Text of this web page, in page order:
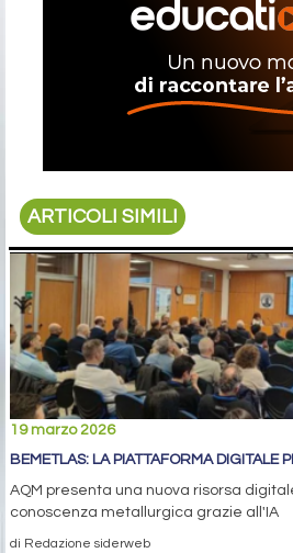
ARTICOLI SIMILI
19 marzo 2026
BEMETLAS: LA PIATTAFORMA DIGITALE
AQM presenta una nuova risorsa
conoscenza metallurgica grazie all'IA
di Redazione siderweb